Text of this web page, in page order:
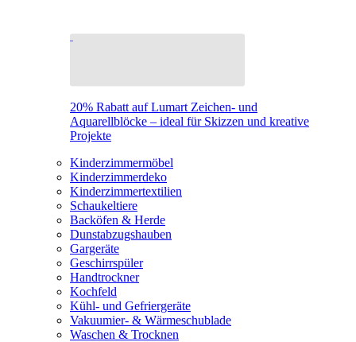
20% Rabatt auf Lumart Zeichen- und
Aquarellblöcke – ideal für Skizzen und kreative
Projekte
Kinderzimmermöbel
Kinderzimmerdeko
Kinderzimmertextilien
Schaukeltiere
Backöfen & Herde
Dunstabzugshauben
Gargeräte
Geschirrspüler
Handtrockner
Kochfeld
Kühl- und Gefriergeräte
Vakuumier- & Wärmeschublade
Waschen & Trocknen